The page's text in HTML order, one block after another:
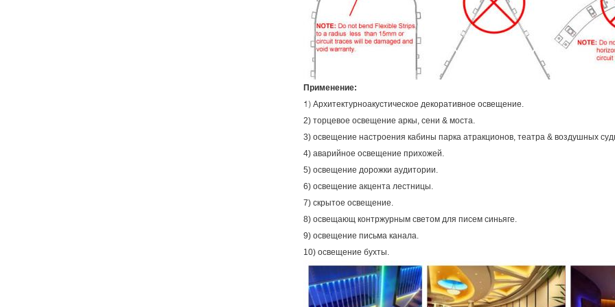
Применение:
1) Архитектурноакустическое декоративное освещение.
2) торцевое освещение аркы, сени & моста.
3) освещение настроения кабины парка атракционов, театра & воздушных
4) аварийное освещение прихожей.
5) освещение дорожки аудитории.
6) освещение акцента лестницы.
7) скрытое освещение.
8) освещающ контржурным светом для писем синьяге.
9) освещение письма канала.
10) освещение бухты.